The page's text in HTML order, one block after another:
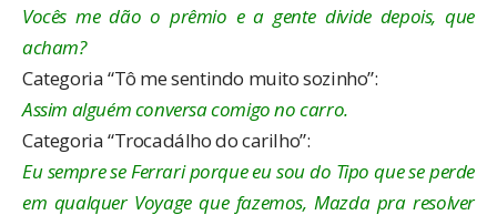
Vocês me dão o prêmio e a gente divide depois, que
acham?
Categoria “Tô me sentindo muito sozinho”:
Assim alguém conversa comigo no carro.
Categoria “Trocadálho do carilho”:
Eu sempre se Ferrari porque eu sou do Tipo que se perde
em qualquer Voyage que fazemos, Mazda pra resolver